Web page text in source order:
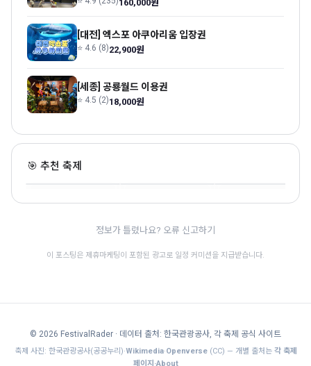
160,000원
[대전] 엑스포 아쿠아리움 입장권
⭐ 4.6 (8)22,900원
[세종] 공룡월드 이용권
⭐ 4.5 (2)18,000원
🎯 추천 축제
청양 고추 구기자 축제
충남 · 9.11~9.13 · 전통문화
한여름 밤의 신정호 별
정보가 틀렸나요? 오류 신고하기
이 포스팅은 제휴마케팅이 포함된 광고로 일정 커미션을 지급받습니다.
© 2026 FestivalRader · 데이터 출처: 한국관광공사, 각 축제 공식 사이트
축제 사진: 한국관광공사(공공누리)·Wikimedia·Openverse(CC) — 개별 출처는 각 축제
페이지·About